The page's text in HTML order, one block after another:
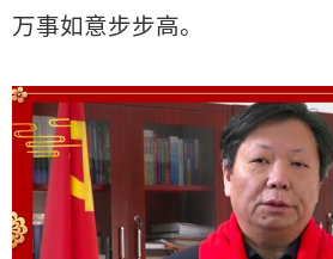
万事如意步步高。